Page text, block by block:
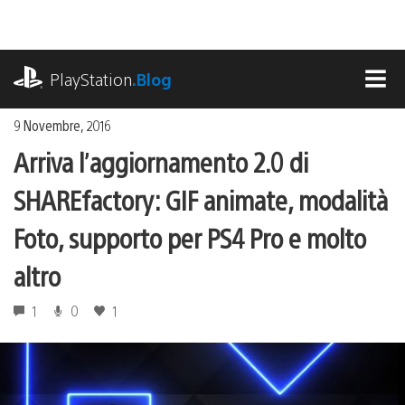
contenuto
PlayStation.Blog
9 Novembre, 2016
Arriva l’aggiornamento 2.0 di
SHAREfactory: GIF animate, modalità
Foto, supporto per PS4 Pro e molto
altro
1 0 1